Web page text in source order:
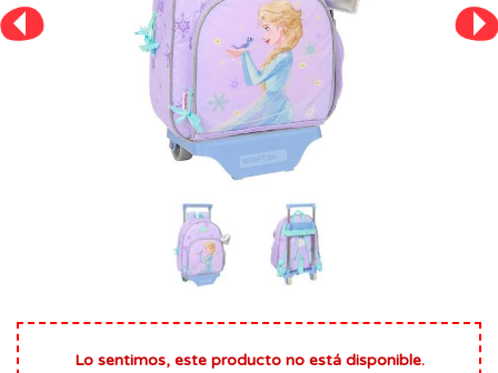
Lo sentimos, este producto no está disponible.